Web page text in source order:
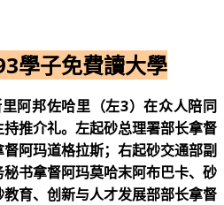
學子免費讀大學
阿邦佐哈里（左3）在众人陪同
推介礼。左起砂总理署部长拿督
阿玛道格拉斯；右起砂交通部副
书拿督阿玛莫哈末阿布巴卡、砂
育、创新与人才发展部部长拿督